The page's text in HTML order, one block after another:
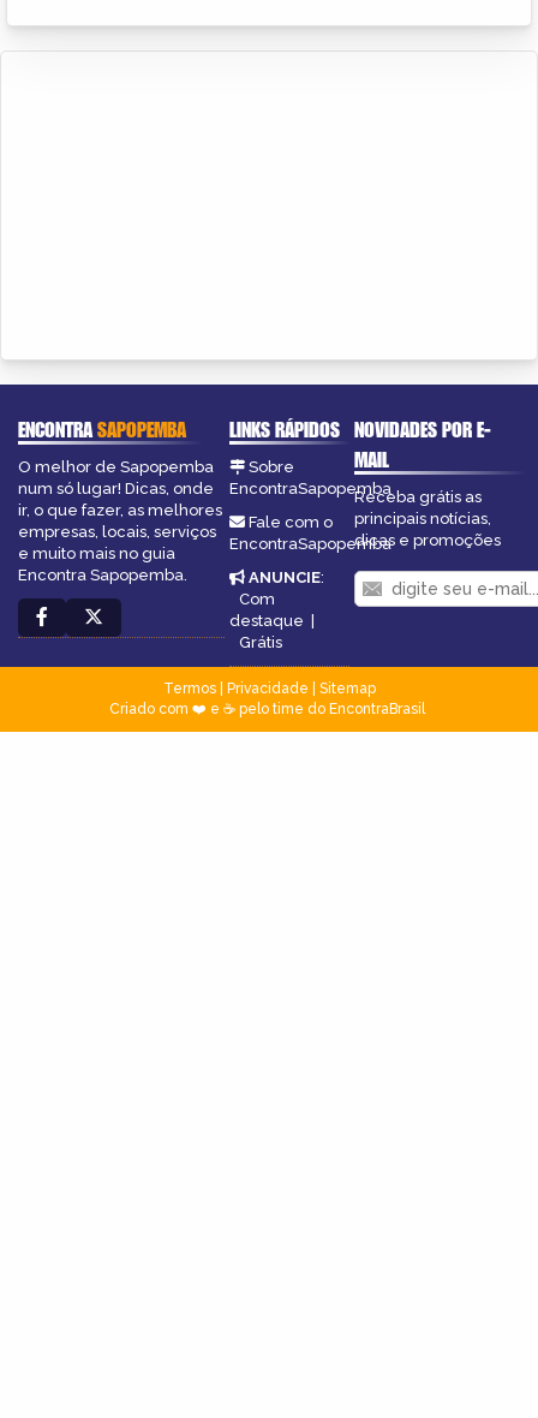
ENCONTRASAPOPEMBA
O melhor de Sapopemba
num só lugar! Dicas, onde
ir, o que fazer, as melhores
empresas, locais, serviços
e muito mais no guia
Encontra Sapopemba.
LINKS RÁPIDOS
Sobre
EncontraSapopemba
Fale com o
EncontraSapopemba
ANUNCIE:
Com
destaque |
Grátis
NOVIDADES POR E-
MAIL
Receba grátis as
principais notícias,
dicas e promoções
Termos| Privacidade
Sitemap
Criado com ❤️ e ☕ pelo time do EncontraBrasil